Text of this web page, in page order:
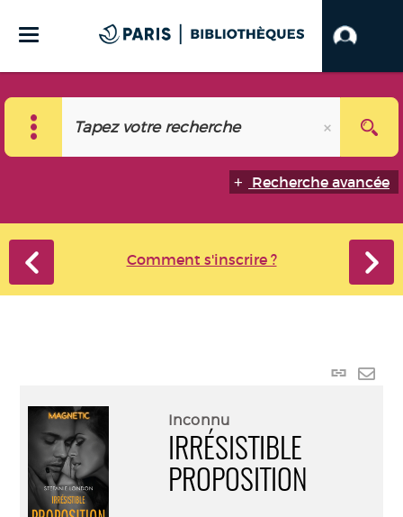
Recherche avancée
Comment s'inscrire ?
Lien
Inconnu
IRRÉSISTIBLE
PROPOSITION